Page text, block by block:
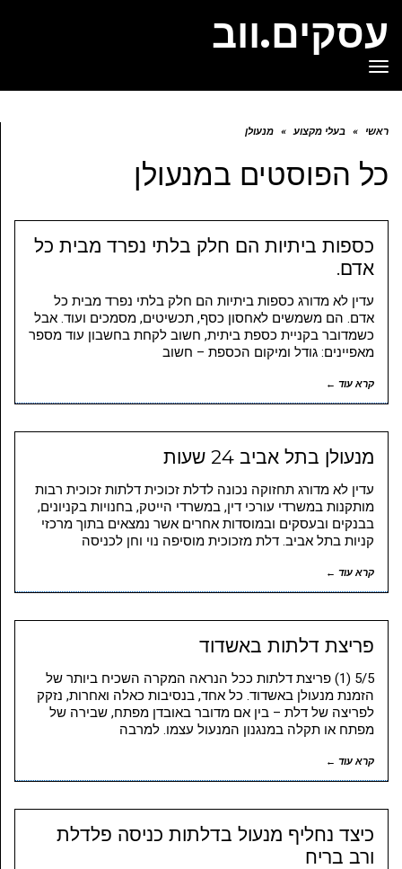
עסקים.ווב
תפריט
ראשי » בעלי מקצוע » מנעולן
כל הפוסטים במנעולן
כספות ביתיות הם חלק בלתי נפרד מבית כל
אדם.
עדין לא מדורג כספות ביתיות הם חלק בלתי נפרד מבית כל
אדם. הם משמשים לאחסון כסף, תכשיטים, מסמכים ועוד. אבל
כשמדובר בקניית כספת ביתית, חשוב לקחת בחשבון עוד מספר
מאפיינים: גודל ומיקום הכספת – חשוב
קרא עוד ←
מנעולן בתל אביב 24 שעות
עדין לא מדורג תחזוקה נכונה לדלת זכוכית דלתות זכוכית רבות
מותקנות במשרדי עורכי דין, במשרדי הייטק, בחנויות בקניונים,
בבנקים ובעסקים ובמוסדות אחרים אשר נמצאים בתוך מרכזי
קניות בתל אביב. דלת מזכוכית מוסיפה נוי וחן לכניסה
קרא עוד ←
פריצת דלתות באשדוד
5/5 (1) פריצת דלתות ככל הנראה המקרה השכיח ביותר של
הזמנת מנעולן באשדוד. כל אחד, בנסיבות כאלה ואחרות, נזקק
לפריצה של דלת – בין אם מדובר באובדן מפתח, שבירה של
מפתח או תקלה במנגנון המנעול עצמו. למרבה
קרא עוד ←
כיצד נחליף מנעול בדלתות כניסה פלדלת
ורב בריח